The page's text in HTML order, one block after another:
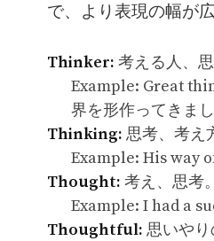
で、より表現の幅が
Thinker: 考える人、思
Example: Great
界を形作ってきまし
Thinking: 思考、考え
Example: His way
Thought: 考え、思考。
Example: I had a
Thoughtful: 思いやり